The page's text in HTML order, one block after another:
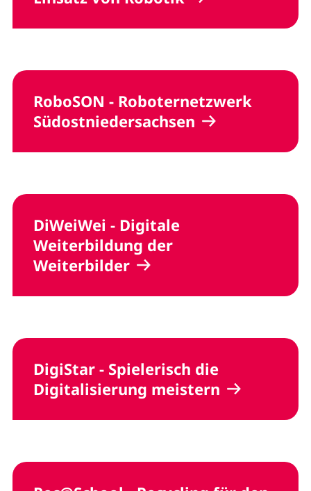
RoboSON - Roboternetzwerk
Südostniedersachsen
DiWeiWei - Digitale
Weiterbildung der
Weiterbilder
DigiStar - Spielerisch die
Digitalisierung meistern